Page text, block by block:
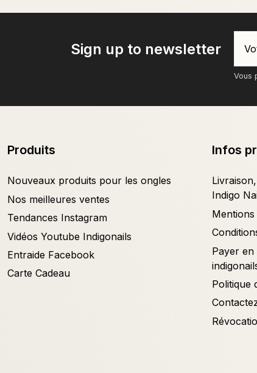
Sign up to newsletter
Vous
Produits
Nouveaux produits pour les ongles
Nos meilleures ventes
Tendances Instagram
Vidéos Youtube Indigonails
Entraide Facebook
Carte Cadeau
Infos
Indigo
Mentions
Payer
Politique